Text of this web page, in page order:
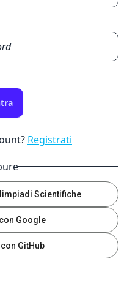
Registrati
Scientifiche
Google
GitHub